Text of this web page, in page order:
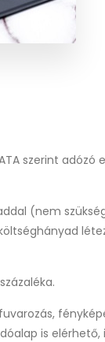
szerint adózó
(nem
is elérhető,